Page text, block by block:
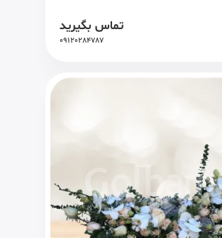
تماس بگیرید
09120284787